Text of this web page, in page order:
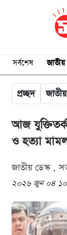
সর্বশেষ জাতীয়
প্রচ্ছদ জাতীয়
আজ যুক্তিতর্ক
ও হত্যা
জাতীয় ডেস্ক .
২০২৬ জুন ০৪